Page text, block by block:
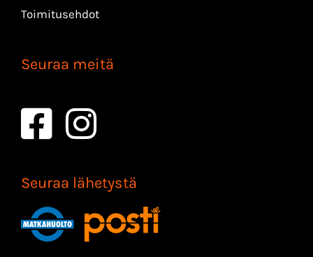
Toimitusehdot
Seuraa meitä
Seuraa lähetystä